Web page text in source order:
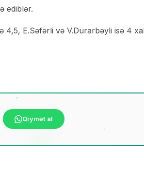
ediblər.
4,5, E.Səfərli və V.Durarbəyli isə 4
Qiymət al